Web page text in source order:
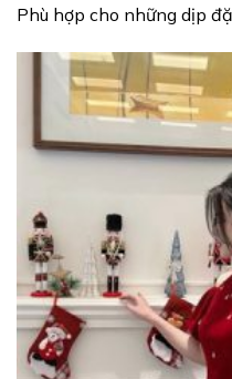
Phù hợp cho những dịp